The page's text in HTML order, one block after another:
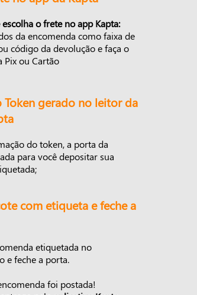
escolha o frete no app Kapta:
da encomenda como faixa de
código da devolução e faça o
Pix ou Cartão
gerado no leitor da
do token, a porta da
para você depositar sua
com etiqueta e feche a
etiquetada no
e feche a porta.
foi postada!